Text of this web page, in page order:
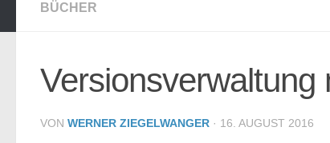
BÜCHER
Versionsverwaltung
VON WERNER ZIEGELWANGER · 16. AUGUST 2016